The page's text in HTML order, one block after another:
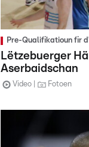
Pre-Qualifikatioun fir
Lëtzebuerger
Aserbaidschan
Video Fotoen